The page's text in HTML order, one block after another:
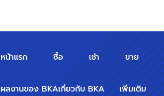
หน้าแรก ซื้อ เช่า ขาย
ผลงานของ BKAเกี่ยวกับ BKA เพิ่มเติม